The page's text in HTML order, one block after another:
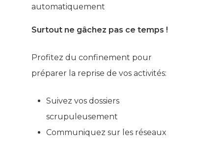
Surtout ne gâchez pas ce temps !
Profitez du confinement pour
préparer la reprise de vos activités:
Suivez vos dossiers
scrupuleusement
Communiquez sur les réseaux